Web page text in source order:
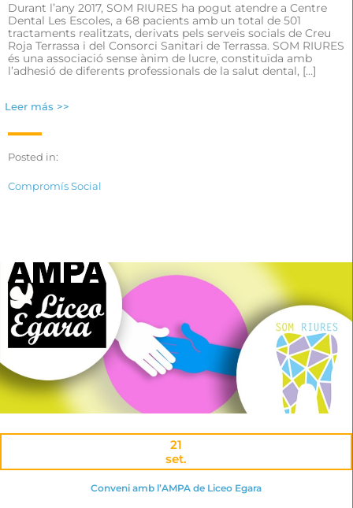
Durant l’any 2017, SOM RIURES ha pogut atendre a Centre
Dental Les Escoles, a 68 pacients amb un total de 501
tractaments realitzats, derivats pels serveis socials de Creu
Roja Terrassa i del Consorci Sanitari de Terrassa. SOM RIURES
és una associació sense ànim de lucre, constituïda amb
l’adhesió de diferents professionals de la salut dental, […]
Leer más >>
Posted in:
Compromís Social
21
set.
Conveni amb l’AMPA de Liceo Egara